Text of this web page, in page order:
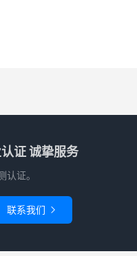
证 诚挚服务
认证。
联系我们 